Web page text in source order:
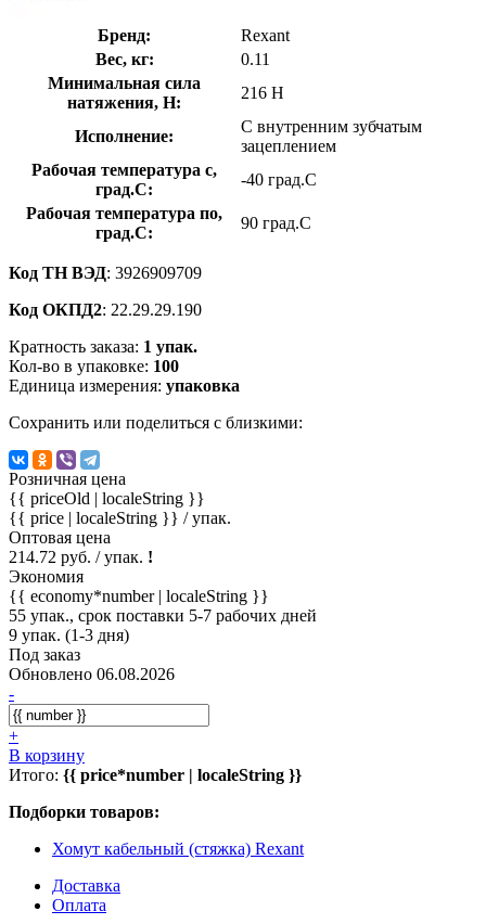
Бренд:
Rexant
Вес, кг:
0.11
Минимальная сила
натяжения, Н:
216 Н
Исполнение:
С внутренним зубчатым
зацеплением
Рабочая температура с,
град.C:
-40 град.C
Рабочая температура по,
град.C:
90 град.C
Код ТН ВЭД: 3926909709
Код ОКПД2: 22.29.29.190
Кратность заказа: 1 упак.
Кол-во в упаковке: 100
Единица измерения: упаковка
Сохранить или поделиться с близкими:
Розничная цена
{{ priceOld | localeString }}
{{ price | localeString }} / упак.
Оптовая цена
214.72 руб. / упак. !
Экономия
{{ economy*number | localeString }}
55 упак., срок поставки 5-7 рабочих дней
9 упак. (1-3 дня)
Под заказ
Обновлено 06.08.2026
-
+
В корзину
Итого: {{ price*number | localeString }}
Подборки товаров:
Хомут кабельный (стяжка) Rexant
Доставка
Оплата